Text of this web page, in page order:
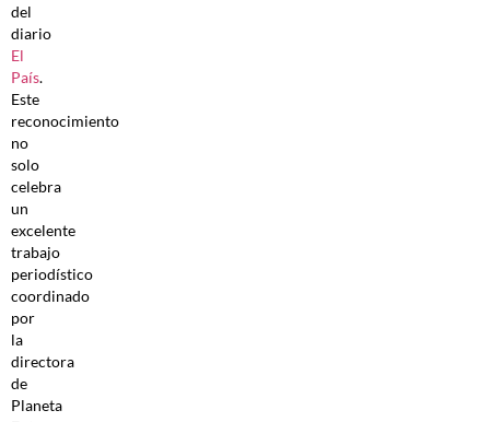
del
diario
El
País.
Este
reconocimiento
no
solo
celebra
un
excelente
trabajo
periodístico
coordinado
por
la
directora
de
Planeta